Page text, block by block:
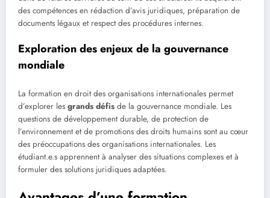
des compétences en rédaction d’avis juridiques, préparation de
documents légaux et respect des procédures internes.
Exploration des enjeux de la gouvernance
mondiale
La formation en droit des organisations internationales permet
d’explorer les grands défis de la gouvernance mondiale. Les
questions de développement durable, de protection de
l’environnement et de promotions des droits humains sont au cœur
des préoccupations des organisations internationales. Les
étudiant.e.s apprennent à analyser des situations complexes et à
formuler des solutions juridiques adaptées.